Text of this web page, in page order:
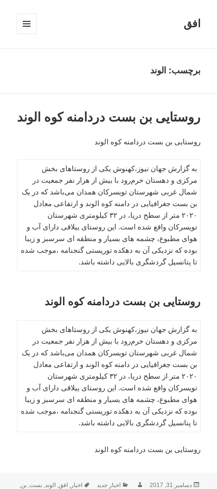
افق
برچسب: الوند
روستایی بن بست دردامنه کوه‌ الوند
روستایی بن بست دردامنه کوه‌ الوند
به گزارش جهان نیوز،کهنوش یکی از روستاهای بخش
مرکزی و دهستان خرم‌رود با بیش از هزار نفر جمعیت در
شمال غربی شهرستان تویسرکان همدان می‌باشد که در یک
بن بست جغرافیایی در دامنه کوه الوند و ارتفاعی معادل
۲۰۲۰ متر از سطح دریا، در ۳۲ کیلومتری شهرستان
تویسرکان واقع شده است. این روستای ییلاقی دارای آب و
هوای مطبوع، چشمه های بسیار و منطقه ای سرسبز و زیبا
بوده که نزدیکی آن به دهکده توریستی گنجنامه ،موجب شده
تا پتانسیل گردشگری بالایی داشته باشد.
روستایی بن بست دردامنه کوه‌ الوند
به گزارش جهان نیوز،کهنوش یکی از روستاهای بخش
مرکزی و دهستان خرم‌رود با بیش از هزار نفر جمعیت در
شمال غربی شهرستان تویسرکان همدان می‌باشد که در یک
بن بست جغرافیایی در دامنه کوه الوند و ارتفاعی معادل
۲۰۲۰ متر از سطح دریا، در ۳۲ کیلومتری شهرستان
تویسرکان واقع شده است. این روستای ییلاقی دارای آب و
هوای مطبوع، چشمه های بسیار و منطقه ای سرسبز و زیبا
بوده که نزدیکی آن به دهکده توریستی گنجنامه ،موجب شده
تا پتانسیل گردشگری بالایی داشته باشد.
روستایی بن بست دردامنه کوه‌ الوند
ارسال
دسامبر 31, 2017 نویسندهدسته‌ها
اخبار جدید برچسب‌ها
اخبار, افق, الوند,بست,بن,